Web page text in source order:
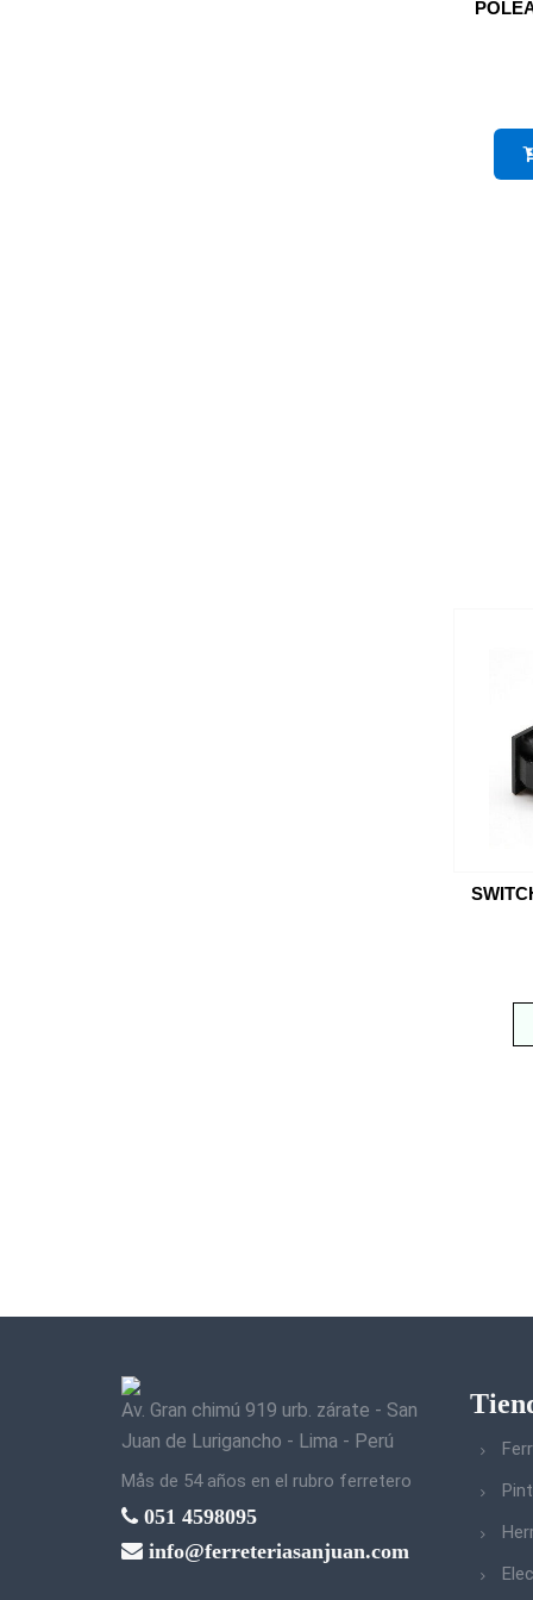
Av. Gran chimú 919 urb. zárate - San
Juan de Lurigancho - Lima - Perú
Mås de 54 años en el rubro ferretero
051 4598095
info@ferreteriasanjuan.com